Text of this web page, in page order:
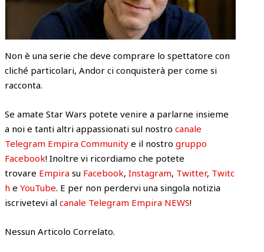
Non è una serie che deve comprare lo spettatore con
cliché particolari, Andor ci conquisterà per come si
racconta.
Se amate Star Wars potete venire a parlarne insieme
a noi e tanti altri appassionati sul nostrocanale
Telegram Empira Community e il nostrogruppo
Facebook! Inoltre vi ricordiamo che potete
trovare Empira su Facebook,Instagram, Twitter, Twitc
h eYouTube. E per non perdervi una singola notizia
iscrivetevi alcanale Telegram Empira NEWS!
Nessun Articolo Correlato.